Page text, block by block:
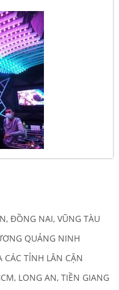
ĐỒNG NAI, VŨNG TÀU
QUẢNG NINH
CÁC TỈNH LÂN CẬN
LONG AN, TIỀN GIANG